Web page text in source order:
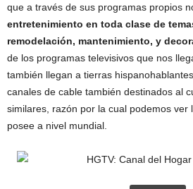
que a través de sus programas propios
entretenimiento en toda clase de
remodelación, mantenimiento, y
de los programas televisivos que nos
también llegan a tierras
canales de cable también destinados al
similares, razón por la cual podemos ver
posee a nivel mundial.